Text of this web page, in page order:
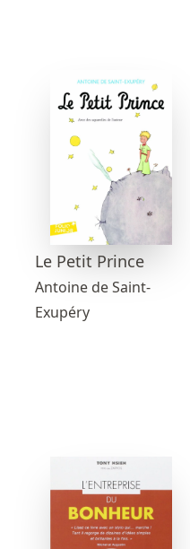
Le Petit Prince
Antoine de Saint-
Exupéry